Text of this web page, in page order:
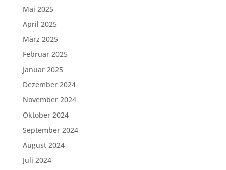
Mai 2025
April 2025
März 2025
Februar 2025
Januar 2025
Dezember 2024
November 2024
Oktober 2024
September 2024
August 2024
Juli 2024